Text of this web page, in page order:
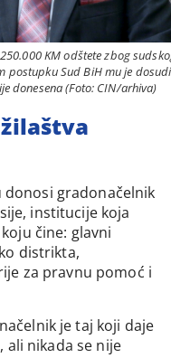
KM odštete zbog
postupku Sud BiH mu je
donesena (Foto: CIN/arhiva)
gradonačelnik
institucije koja
čine: glavni
distrikta,
za pravnu pomoć i
je taj koji daje
nikada se nije